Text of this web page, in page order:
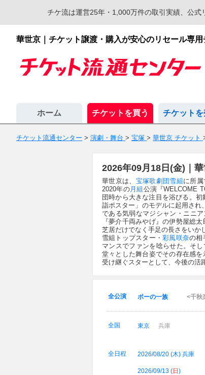
チケ流は運営25年・1,000万件の取引実績、公式
華世京｜チケット譲渡・購入が安心のリセール専用
ホーム チケットを買う チケットを
チケット流通センター > 演劇・舞台 > 宝塚 > 華世京 チケット
2026年09月18日(金)｜
華世京は、 宝塚歌劇団 雪組 に所
2020年の月組 公演『WELCOME
団時から大きな注目を浴びる。初
詣ポスター」のモデルに起用され
である気弱なマジシャン・ニニ
『夢介千両みやげ』の伊勢屋総
芝居だけでなく手足の長さをいか
雪組トップスター・彩風咲奈の相
マンスでファンを唸らせた。そ
堂々とした舞台姿でその存在感
受け継ぐスターとして、今後の活
全公演 ポーの一族 <千秋
全国 東京 兵庫
全日程 2026/08/20 (木) 兵庫
2026/09/13 (日 )